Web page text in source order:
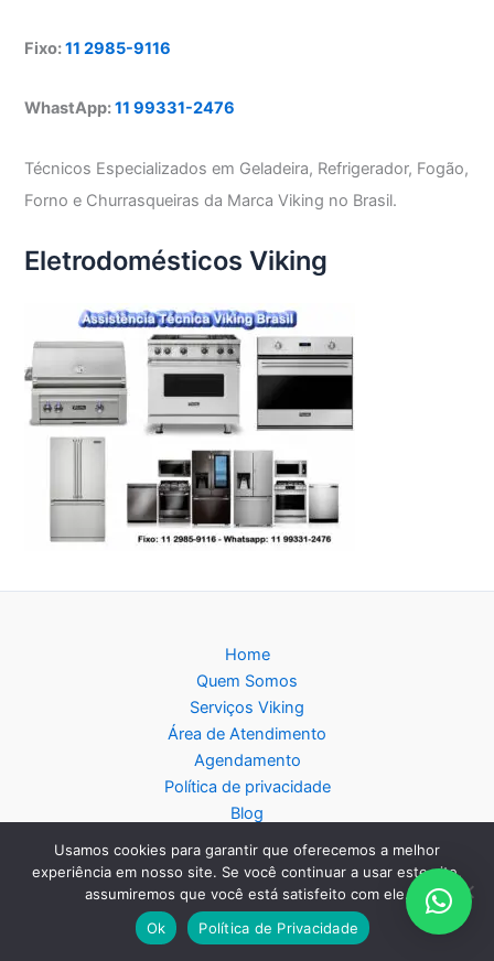
Fixo:11 2985-9116
WhastApp:11 99331-2476
Técnicos Especializados em Geladeira, Refrigerador, Fogão,
Forno e Churrasqueiras da Marca Viking no Brasil.
Eletrodomésticos Viking
Home
Quem Somos
Serviços Viking
Área de Atendimento
Agendamento
Política de privacidade
Blog
Mapa do Site
Copyright © 2026 Assistência Técnica Viking - Central de
Usamos cookies para garantir que oferecemos a melhor
experiência em nosso site. Se você continuar a usar este site,
assumiremos que você está satisfeito com ele.
Ok
Política de Privacidade